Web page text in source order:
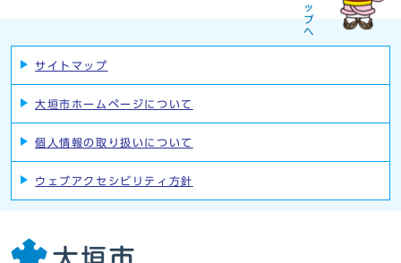
サイトマップ
大垣市ホームページについて
個人情報の取り扱いについて
ウェブアクセシビリティ方針